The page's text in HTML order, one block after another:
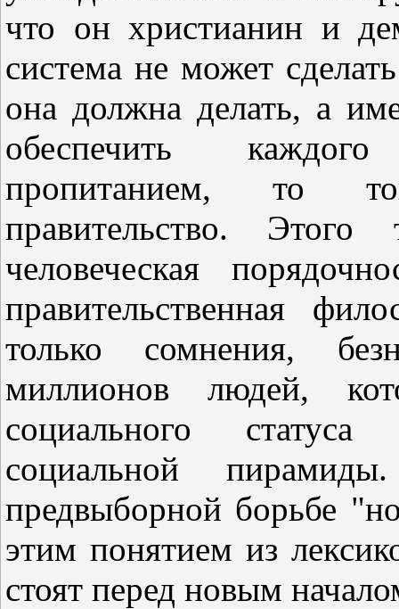
что он христианин и
система не может
она должна делать, а
обеспечить
пропитанием, то
правительство.
человеческая
правительственная
только сомнения,
миллионов людей,
социального
социальной
предвыборной борьбе
этим понятием из
стоят перед новым